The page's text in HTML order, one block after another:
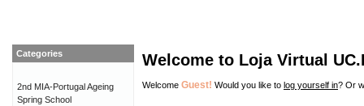
Welcome to Loja Virtual
Welcome Guest! Would you like to log yourself in? Or
Categories
2nd MIA-Portugal Ageing
Spring School